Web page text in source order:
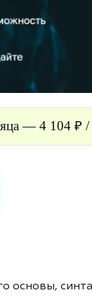
— 4 104 ₽ /
основы,